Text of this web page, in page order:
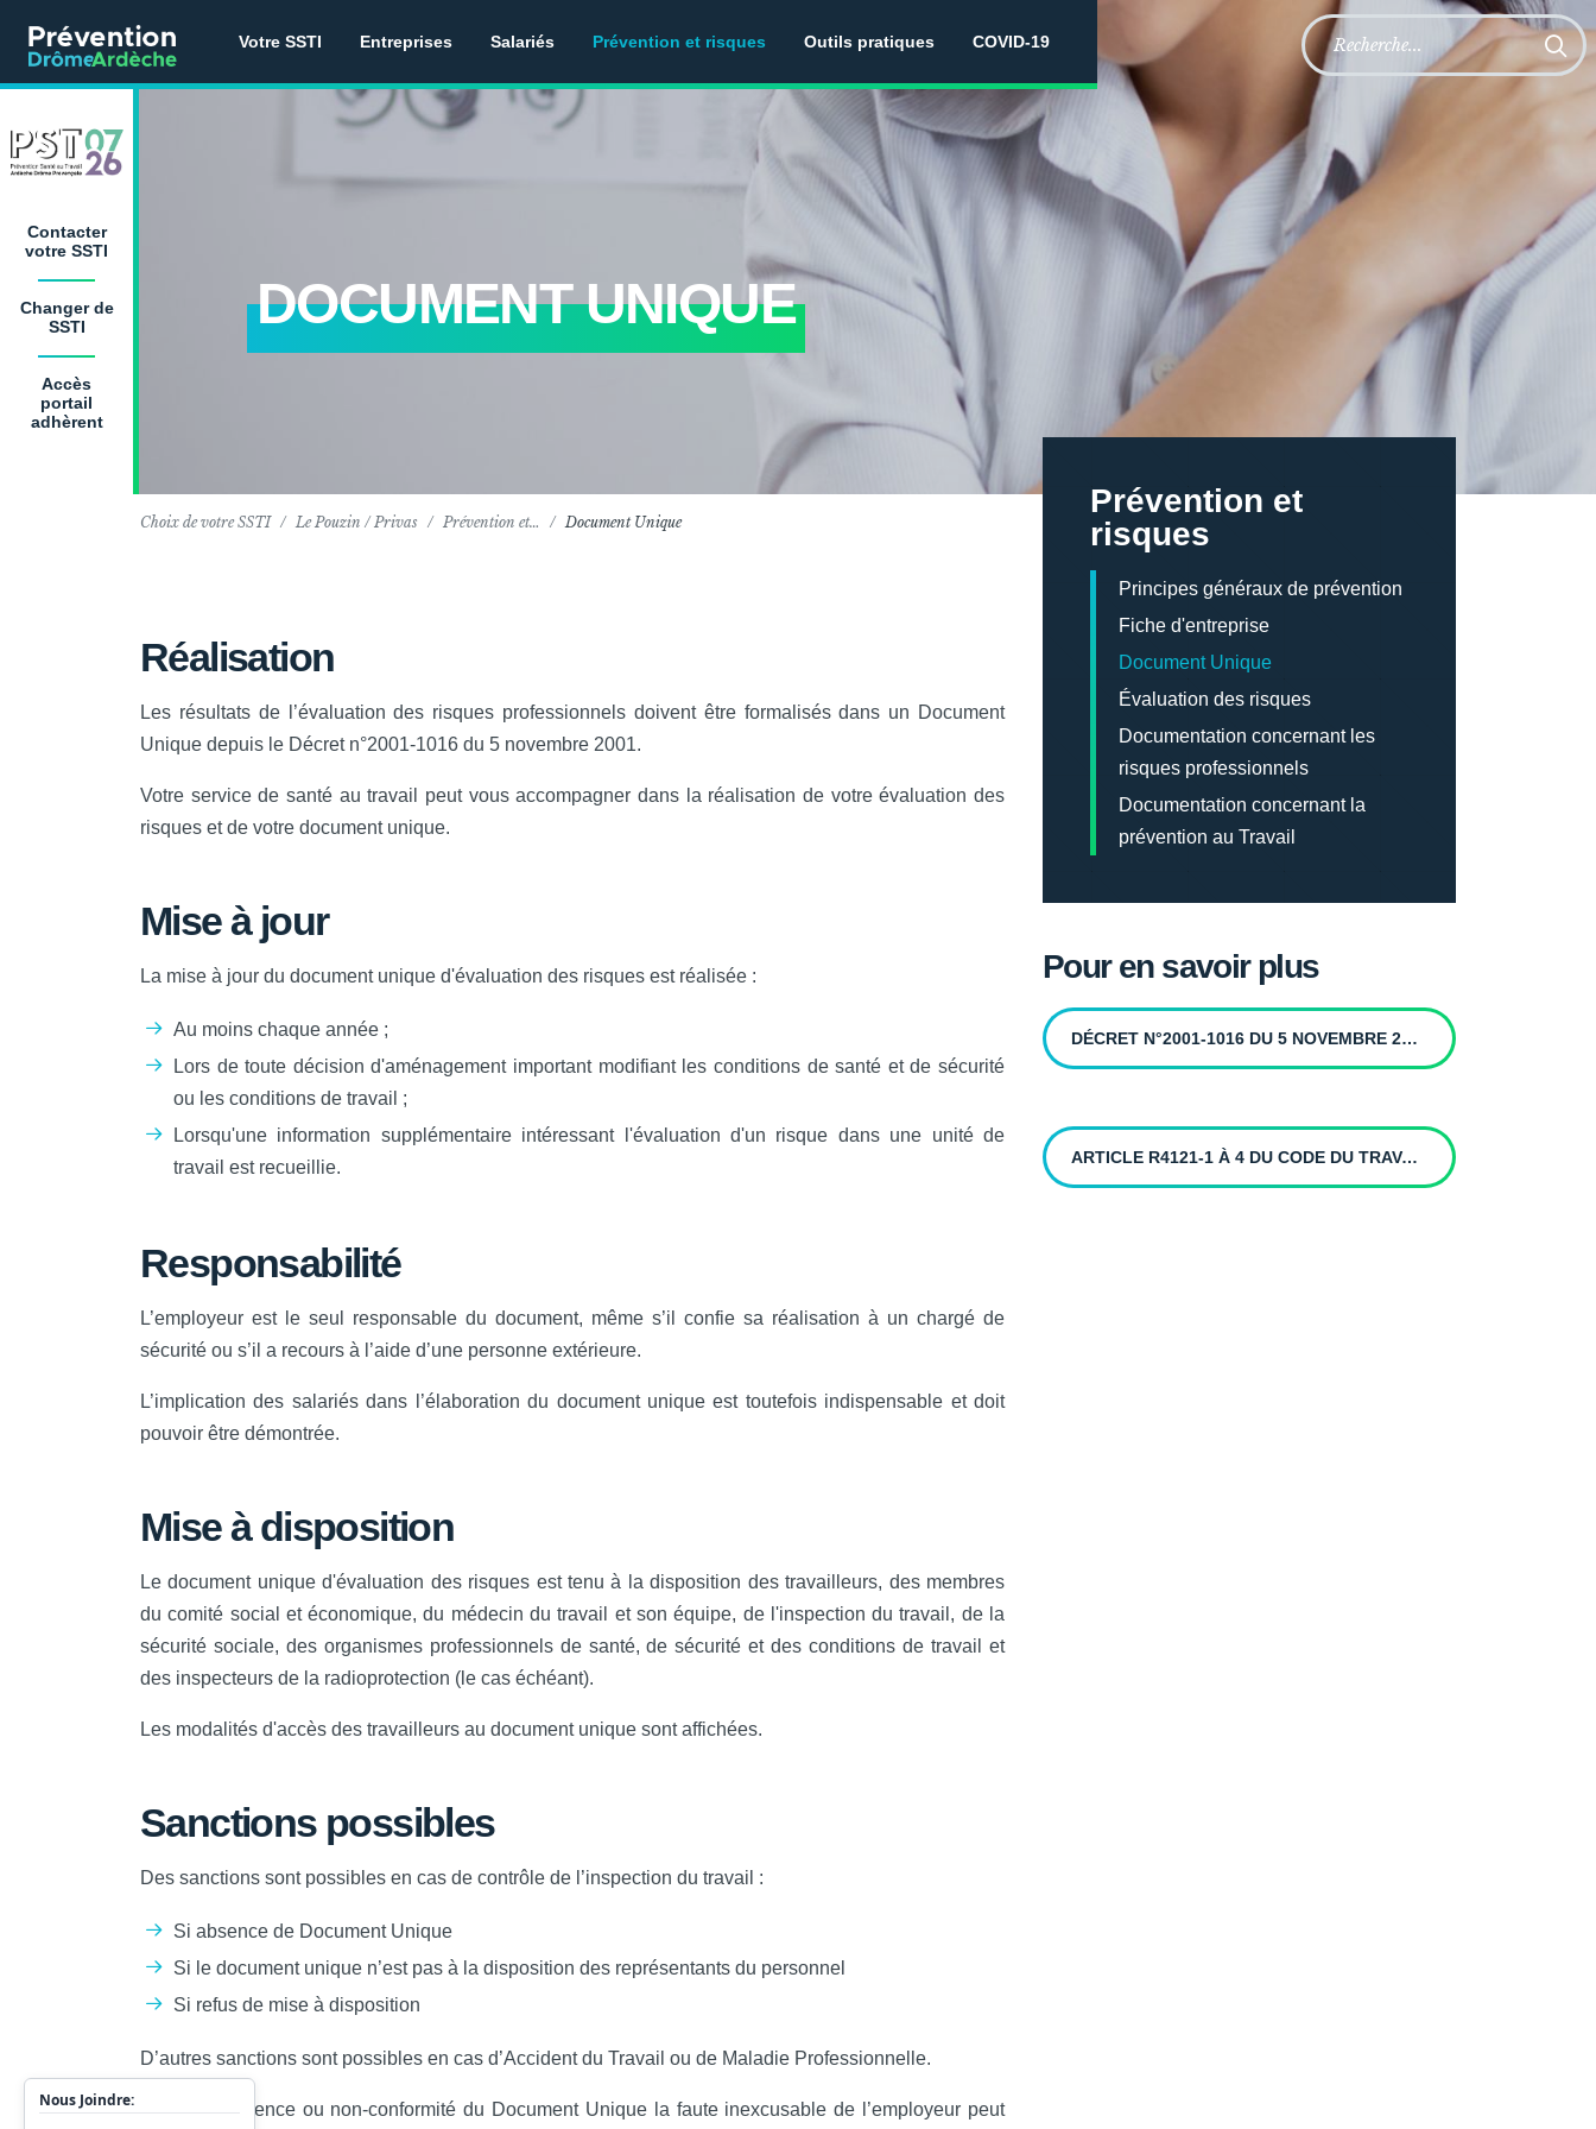
Votre SSTI Entreprises Salariés Prévention et risques Outils pratiques COVID-19
Contacter
votre SSTI
Changer de
SSTI
Accès
portail
adhèrent
Nous Joindre:
DOCUMENT UNIQUE
Choix de votre SSTI Le Pouzin / Privas Prévention et… Document Unique
Réalisation
Les résultats de l’évaluation des risques professionnels doivent être formalisés dans un Document
Unique depuis le Décret n°2001-1016 du 5 novembre 2001.
Votre service de santé au travail peut vous accompagner dans la réalisation de votre évaluation des
risques et de votre document unique.
Mise à jour
La mise à jour du document unique d'évaluation des risques est réalisée :
Au moins chaque année ;
Lors de toute décision d'aménagement important modifiant les conditions de santé et de sécurité
ou les conditions de travail ;
Lorsqu'une information supplémentaire intéressant l'évaluation d'un risque dans une unité de
travail est recueillie.
Responsabilité
L’employeur est le seul responsable du document, même s’il confie sa réalisation à un chargé de
sécurité ou s’il a recours à l’aide d’une personne extérieure.
L’implication des salariés dans l’élaboration du document unique est toutefois indispensable et doit
pouvoir être démontrée.
Mise à disposition
Le document unique d'évaluation des risques est tenu à la disposition des travailleurs, des membres
du comité social et économique, du médecin du travail et son équipe, de l'inspection du travail, de la
sécurité sociale, des organismes professionnels de santé, de sécurité et des conditions de travail et
des inspecteurs de la radioprotection (le cas échéant).
Les modalités d'accès des travailleurs au document unique sont affichées.
Sanctions possibles
Des sanctions sont possibles en cas de contrôle de l’inspection du travail :
Si absence de Document Unique
Si le document unique n’est pas à la disposition des représentants du personnel
Si refus de mise à disposition
D’autres sanctions sont possibles en cas d’Accident du Travail ou de Maladie Professionnelle.
En cas d’absence ou non-conformité du Document Unique la faute inexcusable de l’employeur peut
Prévention et
risques
Principes généraux de prévention
Fiche d'entreprise
Document Unique
Évaluation des risques
Documentation concernant les
risques professionnels
Documentation concernant la
prévention au Travail
Pour en savoir plus
DÉCRET N°2001-1016 DU 5 NOVEMBRE 2001
ARTICLE R4121-1 À 4 DU CODE DU TRAVAIL